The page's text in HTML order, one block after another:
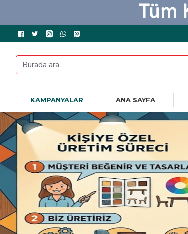
KAMPANYALAR ANA SAYFA